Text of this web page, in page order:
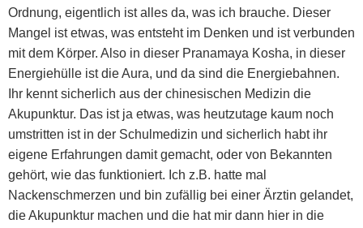
Ordnung, eigentlich ist alles da, was ich brauche. Dieser
Mangel ist etwas, was entsteht im Denken und ist verbunden
mit dem Körper. Also in dieser Pranamaya Kosha, in dieser
Energiehülle ist die Aura, und da sind die Energiebahnen.
Ihr kennt sicherlich aus der chinesischen Medizin die
Akupunktur. Das ist ja etwas, was heutzutage kaum noch
umstritten ist in der Schulmedizin und sicherlich habt ihr
eigene Erfahrungen damit gemacht, oder von Bekannten
gehört, wie das funktioniert. Ich z.B. hatte mal
Nackenschmerzen und bin zufällig bei einer Ärztin gelandet,
die Akupunktur machen und die hat mir dann hier in die